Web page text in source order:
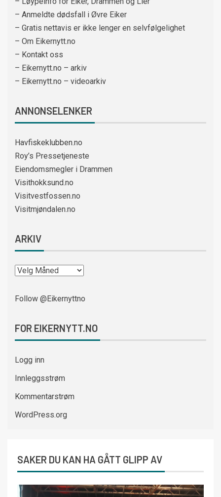
– Anmeldte dødsfall i Øvre Eiker
– Gratis nettavis er ikke lenger en selvfølgelighet
– Om Eikernytt.no
– Kontakt oss
– Eikernytt.no – arkiv
– Eikernytt.no – videoarkiv
ANNONSELENKER
Havfiskeklubben.no
Roy’s Pressetjeneste
Eiendomsmegler i Drammen
Visithokksund.no
Visitvestfossen.no
Visitmjøndalen.no
ARKIV
Follow @Eikernyttno
FOR EIKERNYTT.NO
Logg inn
Innleggsstrøm
Kommentarstrøm
WordPress.org
SAKER DU KAN HA GÅTT GLIPP AV